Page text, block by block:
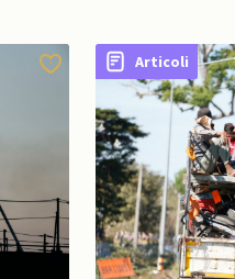
Articoli